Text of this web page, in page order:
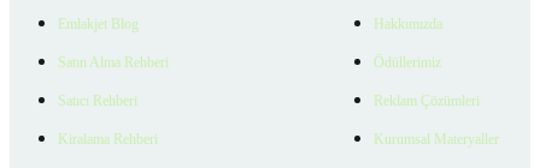
Emlakjet Blog
Satın Alma Rehberi
Satıcı Rehberi
Kiralama Rehberi
Hakkımızda
Ödüllerimiz
Reklam Çözümleri
Kurumsal Materyaller